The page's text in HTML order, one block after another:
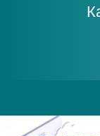
О РГУ СоцТех